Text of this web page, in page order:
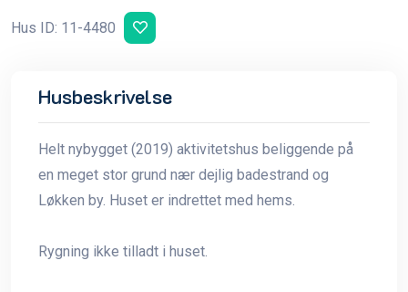
Hus ID: 11-4480
Husbeskrivelse
Helt nybygget (2019) aktivitetshus beliggende på
en meget stor grund nær dejlig badestrand og
Løkken by. Huset er indrettet med hems.
Rygning ikke tilladt i huset.